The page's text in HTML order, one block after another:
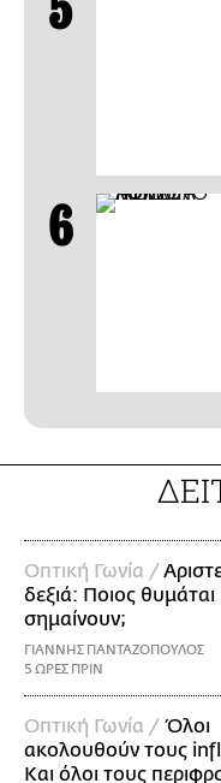
Οπτική Γωνία /
δεξιά: Ποιος θυμάται
σημαίνουν;
ΓΙΑΝΝΗΣ ΠΑΝΤΑΖΟΠΟΥΛΟΣ
5 ΩΡΕΣ ΠΡΙΝ
Οπτική Γωνία /Όλοι
ακολουθούν τους
Και όλοι τους